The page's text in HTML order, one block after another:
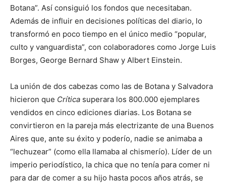
Botana”. Así consiguió los fondos que necesitaban.
Además de influir en decisiones políticas del diario, lo
transformó en poco tiempo en el único medio “popular,
culto y vanguardista”, con colaboradores como Jorge Luis
Borges, George Bernard Shaw y Albert Einstein.
La unión de dos cabezas como las de Botana y Salvadora
hicieron que Crítica superara los 800.000 ejemplares
vendidos en cinco ediciones diarias. Los Botana se
convirtieron en la pareja más electrizante de una Buenos
Aires que, ante su éxito y poderío, nadie se animaba a
“lechuzear” (como ella llamaba al chismerío). Líder de un
imperio periodístico, la chica que no tenía para comer ni
para dar de comer a su hijo hasta pocos años atrás, se